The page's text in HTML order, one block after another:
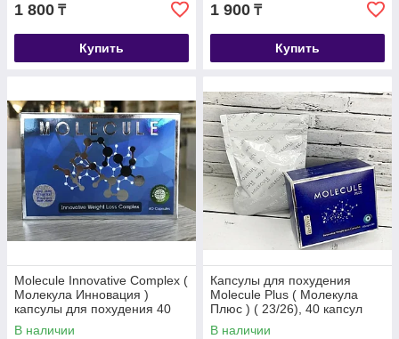
1 800 ₸
Купить
1 900 ₸
Купить
Molecule Innovative Complex (
Молекула Инновация )
капсулы для похудения 40
капсул
В наличии
Капсулы для похудения
Molecule Plus ( Молекула
Плюс ) ( 23/26), 40 капсул
В наличии